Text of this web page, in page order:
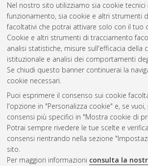
Nel nostro sito utilizziamo sia cookie tecnici
funzionamento, sia cookie e altri strumenti
facoltativi che potrai attivare solo con il tuo
Cookie e altri strumenti di tracciamento
analisi statistiche, misure sull'efficacia della
istituzionale e analisi dei comportamenti
Se chiudi questo banner continuerai la
cookie necessari.
Puoi esprimere il consenso sui cookie
l'opzione in "Personalizza cookie" e, se
consensi più specifici in "Mostra cookie di
Potrai sempre rivedere le tue scelte e
consensi rientrando nella sezione
sito.
Per maggiori informazioni consulta la
Gestione del
Atom
Rss 1.0
Rss 2.0
AMS Laurea